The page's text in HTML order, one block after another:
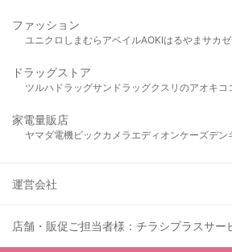
ファッション
ユニクロ しまむら アベイルAOKIはるやま サカ
ドラッグストア
ツルハドラッグサンドラッグクスリのアオキ コ
家電量販店
ヤマダ電機ビックカメラ エディオンケーズデン
運営会社
店舗・販促ご担当者様：チラシプラスサー